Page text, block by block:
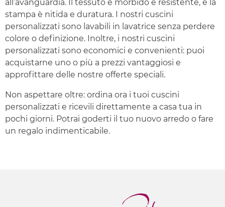
all’avanguardia. Il tessuto è morbido e resistente, e la
stampa è nitida e duratura. I nostri cuscini
personalizzati sono lavabili in lavatrice senza perdere
colore o definizione. Inoltre, i nostri cuscini
personalizzati sono economici e convenienti: puoi
acquistarne uno o più a prezzi vantaggiosi e
approfittare delle nostre offerte speciali.
Non aspettare oltre: ordina ora i tuoi cuscini
personalizzati e ricevili direttamente a casa tua in
pochi giorni. Potrai goderti il tuo nuovo arredo o fare
un regalo indimenticabile.